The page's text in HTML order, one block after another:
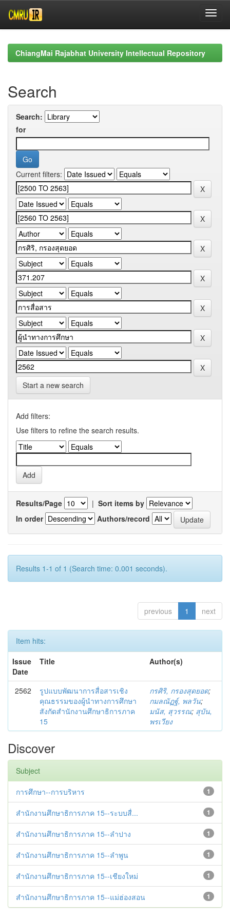
navigationChiangMai Rajabhat University Intellectual Repository
Search
Search:
for
Current filters:
Start a new search
Add filters:
Use filters to refine the search results.
Results/Page | Sort items by
In order
Authors/record
Results 1-1 of 1 (Search time: 0.001 seconds).
previous 1 next
Item hits:
Issue
Date
Title Author(s)
2562
รูปแบบพัฒนาการสื่อสารเชิง
คุณธรรมของผู้นำทางการศึกษา
สังกัดสำนักงานศึกษาธิการภาค
15
กรศิริ, กรองสุดยอด;
กมลณัฏฐ์, พลวัน;
มนัส, สุวรรณ; สุบัน,
พรเวียง
Discover
Subject
1
การศึกษา--การบริหาร
1
สำนักงานศึกษาธิการภาค 15--ระบบสื่...
1
สำนักงานศึกษาธิการภาค 15--ลำปาง
1
สำนักงานศึกษาธิการภาค 15--ลำพูน
1
สำนักงานศึกษาธิการภาค 15--เชียงใหม่
1
สำนักงานศึกษาธิการภาค 15--แม่ฮ่องสอน